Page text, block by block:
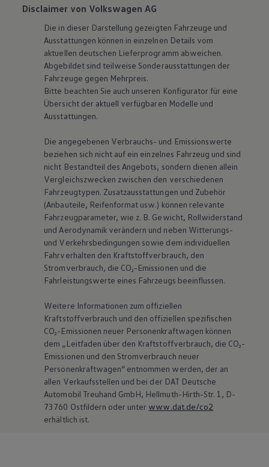
Disclaimer von Volkswagen AG
Die in dieser Darstellung gezeigten Fahrzeuge und
Ausstattungen können in einzelnen Details vom
aktuellen deutschen Lieferprogramm abweichen.
Abgebildet sind teilweise Sonderausstattungen der
Fahrzeuge gegen Mehrpreis.
Bitte beachten Sie auch unseren Konfigurator für eine
Übersicht der aktuell verfügbaren Modelle und
Ausstattungen.
Die angegebenen Verbrauchs- und Emissionswerte
beziehen sich nicht auf ein einzelnes Fahrzeug und sind
nicht Bestandteil des Angebots, sondern dienen allein
Vergleichszwecken zwischen den verschiedenen
Fahrzeugtypen. Zusatzausstattungen und Zubehör
(Anbauteile, Reifenformat usw.) können relevante
Fahrzeugparameter, wie z. B. Gewicht, Rollwiderstand
und Aerodynamik verändern und neben Witterungs-
und Verkehrsbedingungen sowie dem individuellen
Fahrverhalten den Kraftstoffverbrauch, den
Stromverbrauch, die CO₂-Emissionen und die
Fahrleistungswerte eines Fahrzeugs beeinflussen.
Weitere Informationen zum offiziellen
Kraftstoffverbrauch und den offiziellen spezifischen
CO₂-Emissionen neuer Personenkraftwagen können
dem „Leitfaden über den Kraftstoffverbrauch, die CO₂-
Emissionen und den Stromverbrauch neuer
Personenkraftwagen“ entnommen werden, der an
allen Verkaufsstellen und bei der DAT Deutsche
Automobil Treuhand GmbH, Hellmuth-Hirth-Str. 1, D-
73760 Ostfildern oder unter www.dat.de/co2
erhältlich ist.